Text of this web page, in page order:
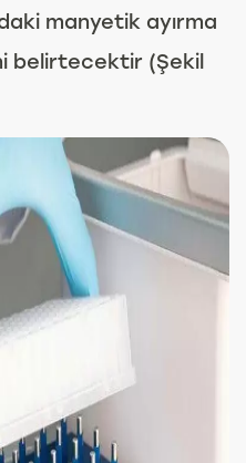
manyetik ayırma
belirtecektir (Şekil